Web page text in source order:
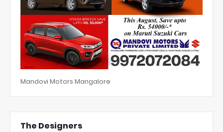
Mandovi Motors Mangalore
The Designers